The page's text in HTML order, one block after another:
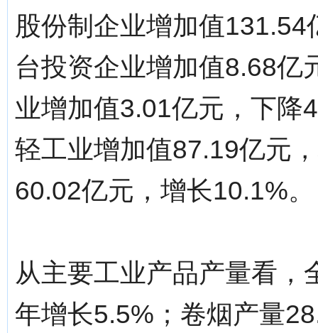
股份制企业增加值
台投资企业增加值8.68亿
业增加值3.01亿元，下降
轻工业增加值87.19亿元
60.02亿元，增长10.1%。
从主要工业产品产量看
年增长5.5%；卷烟产量